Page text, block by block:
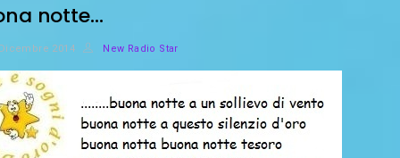
notte…
2014 New Radio Star